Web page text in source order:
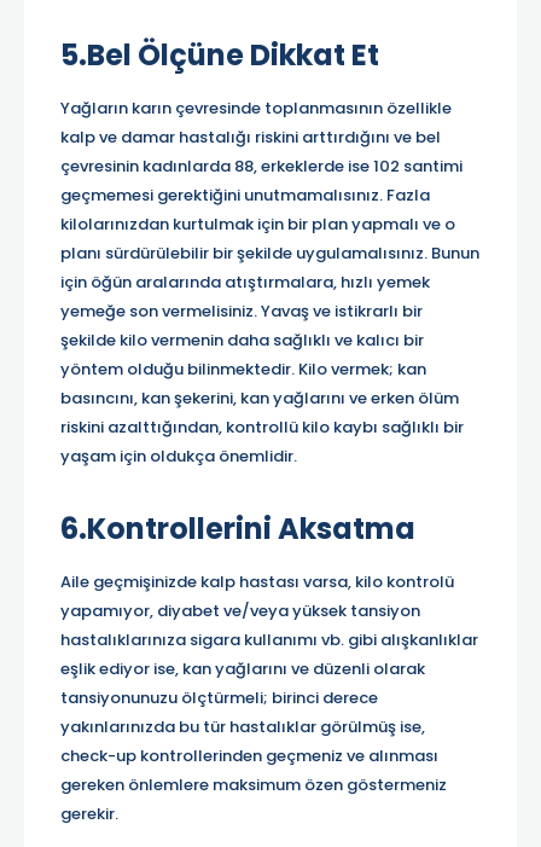
5.Bel Ölçüne Dikkat Et
Yağların karın çevresinde toplanmasının özellikle
kalp ve damar hastalığı riskini arttırdığını ve bel
çevresinin kadınlarda 88, erkeklerde ise 102 santimi
geçmemesi gerektiğini unutmamalısınız. Fazla
kilolarınızdan kurtulmak için bir plan yapmalı ve o
planı sürdürülebilir bir şekilde uygulamalısınız. Bunun
için öğün aralarında atıştırmalara, hızlı yemek
yemeğe son vermelisiniz. Yavaş ve istikrarlı bir
şekilde kilo vermenin daha sağlıklı ve kalıcı bir
yöntem olduğu bilinmektedir. Kilo vermek; kan
basıncını, kan şekerini, kan yağlarını ve erken ölüm
riskini azalttığından, kontrollü kilo kaybı sağlıklı bir
yaşam için oldukça önemlidir.
6.Kontrollerini Aksatma
Aile geçmişinizde kalp hastası varsa, kilo kontrolü
yapamıyor, diyabet ve/veya yüksek tansiyon
hastalıklarınıza sigara kullanımı vb. gibi alışkanlıklar
eşlik ediyor ise, kan yağlarını ve düzenli olarak
tansiyonunuzu ölçtürmeli; birinci derece
yakınlarınızda bu tür hastalıklar görülmüş ise,
check-up kontrollerinden geçmeniz ve alınması
gereken önlemlere maksimum özen göstermeniz
gerekir.